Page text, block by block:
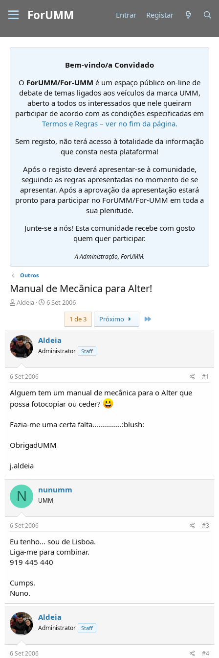
ForUMM Entrar Registar
Bem-vindo/a Convidado
O ForUMM/For-UMM é um espaço público on-line de
debate de temas ligados aos veículos da marca UMM,
aberto a todos os interessados que nele queiram
participar de acordo com as condições especificadas em
Termos e Regras – ver no fim da página.
Sem registo, não terá acesso à totalidade da informação
que consta nesta plataforma!
Após o registo deverá apresentar-se à comunidade,
seguindo as regras apresentadas no momento de se
apresentar. Após a aprovação da apresentação estará
pronto para participar no ForUMM/For-UMM em toda a
sua plenitude.
Junte-se a nós! Esta comunidade recebe com gosto
quem quer participar.
A Administração, ForUMM.
Outros
Manual de Mecânica para Alter!
I
c
i
a
d
r
d
e
T
ó
i
o
Aldeia
D
a
d
e
i
i
6 Set 2006
1 de 3
Próximo
Aldeia
Administrator Staff
6 Set 2006 #1
Alguem tem um manual de mecânica para o Alter que
possa fotocopiar ou ceder?
Fazia-me uma certa falta...............:blush:
ObrigadUMM
j.aldeia
N nunumm
UMM
6 Set 2006 #3
Eu tenho... sou de Lisboa.
Liga-me para combinar.
919 445 440
Cumps.
Nuno.
Aldeia
Administrator Staff
6 Set 2006 #4